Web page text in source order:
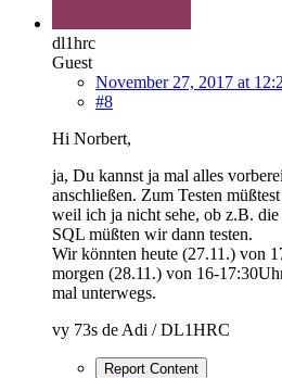
dl1hrc
Guest
November 27, 2017 at
#8
Hi Norbert,
ja, Du kannst ja mal alles
anschließen. Zum Testen
weil ich ja nicht sehe, ob z.B.
SQL müßten wir dann testen.
Wir könnten heute (27.11.) von
morgen (28.11.) von 16-
mal unterwegs.
vy 73s de Adi / DL1HRC
Report Content